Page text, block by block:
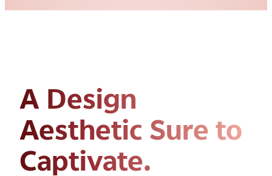
A Design
Aesthetic Sure to
Captivate.